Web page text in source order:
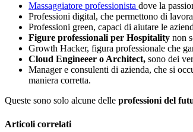
Massaggiatore professionista dove la
Professioni digital, che permettono di
Professioni green, capaci di aiutare le
Figure professionali per Hospitality non
Growth Hacker, figura professionale che
Cloud Engineeer o Architect, sono dei
Manager e consulenti di azienda, che si
maniera corretta.
Queste sono solo alcune delle professioni del
Articoli correlati